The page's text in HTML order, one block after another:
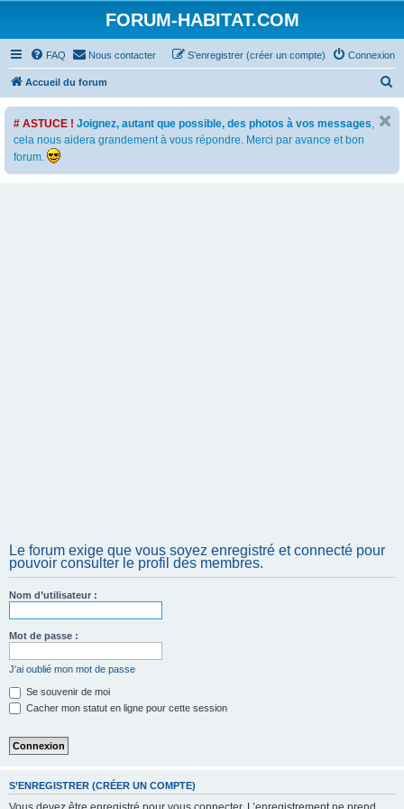
FORUM-HABITAT.COM
FAQ Nous contacter Connexion
S’enregistrer (créer un compte)
Accueil du forum
e
# ASTUCE ! Joignez, autant que possible, des photos à vos messages,
cela nous aidera grandement à vous répondre. Merci par avance et bon
forum.
Le forum exige que vous soyez enregistré et connecté pour
pouvoir consulter le profil des membres.
Nom d’utilisateur :
Mot de passe :
J’ai oublié mon mot de passe
Se souvenir de moi
Cacher mon statut en ligne pour cette session
S’ENREGISTRER (CRÉER UN COMPTE)